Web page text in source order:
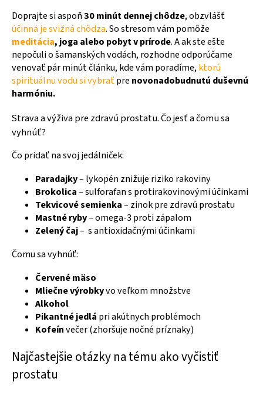
Doprajte si aspoň30 minút dennej chôdze, obzvlášť
účinná je svižná chôdza. So stresom vám pomôže
meditácia, joga alebo pobyt v prírode. A ak ste ešte
nepočuli o šamanských vodách, rozhodne odporúčame
venovať pár minút článku, kde vám poradíme, ktorú
spirituálnu vodu si vybraťpre novonadobudnutú duševnú
harmóniu.
Strava a výživa pre zdravú prostatu. Čo jesť a čomu sa
vyhnúť?
Čo pridať na svoj jedálniček:
Paradajky– lykopén znižuje riziko rakoviny
Brokolica– sulforafan s protirakovinovými účinkami
Tekvicové semienka– zinok pre zdravú prostatu
Mastné ryby– omega-3 proti zápalom
Zelený čaj– s antioxidačnými účinkami
Čomu sa vyhnúť:
Červené mäso
Mliečne výrobkyvo veľkom množstve
Alkohol
Pikantné jedlá pri akútnych problémoch
Kofeínvečer (zhoršuje nočné príznaky)
Najčastejšie otázky na tému ako vyčistiť
prostatu